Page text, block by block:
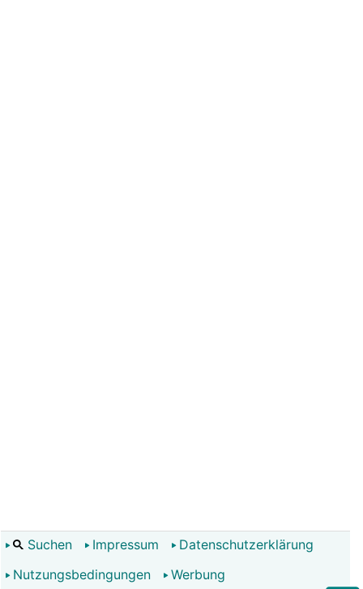
Suchen Impressum
Datenschutzerklärung
Nutzungsbedingungen
Werbung